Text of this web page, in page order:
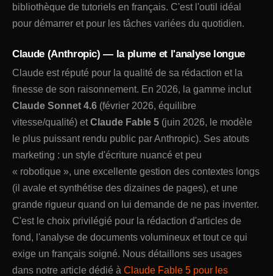
bibliothèque de tutoriels en français. C'est l'outil idéal
pour démarrer et pour les tâches variées du quotidien.
Claude (Anthropic) — la plume et l'analyse longue
Claude est réputé pour la qualité de sa rédaction et la
finesse de son raisonnement. En 2026, la gamme inclut
Claude Sonnet 4.6 (février 2026, équilibre
vitesse/qualité) etClaude Fable 5 (juin 2026, le modèle
le plus puissant rendu public par Anthropic). Ses atouts
marketing : un style d'écriture nuancé et peu
« robotique », une excellente gestion des contextes longs
(il avale et synthétise des dizaines de pages), et une
grande rigueur quand on lui demande de ne pas inventer.
C'est le choix privilégié pour la rédaction d'articles de
fond, l'analyse de documents volumineux et tout ce qui
exige un français soigné. Nous détaillons ses usages
dans notre article dédié à Claude Fable 5 pour les